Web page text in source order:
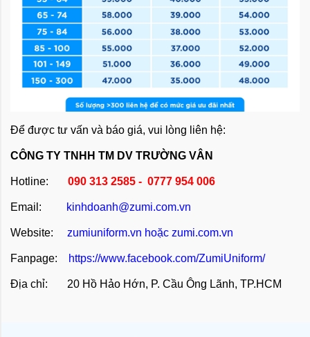
Để được tư vấn và báo giá, vui lòng liên hệ:
CÔNG TY TNHH TM DV TRƯỜNG VÂN
Hotline: 090 313 2585 - 0777 954 006
Email: kinhdoanh@zumi.com.vn
Website: zumiuniform.vn hoặc zumi.com.vn
Fanpage: https://www.facebook.com/ZumiUniform/
Địa chỉ: 20 Hồ Hảo Hớn, P. Cầu Ông Lãnh, TP.HCM